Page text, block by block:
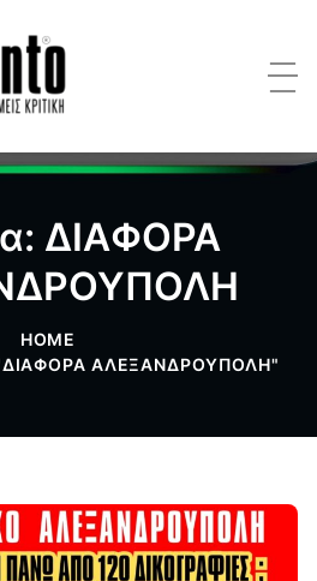
ΔΙΑΦΟΡΑ
HOME
"ΔΙΑΦΟΡΑ ΑΛΕΞΑΝΔΡΟΥΠΟΛΗ"